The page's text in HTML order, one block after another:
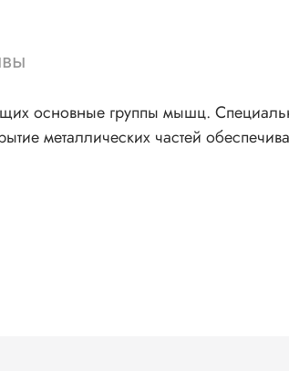
основные группы мышц.
металлических частей